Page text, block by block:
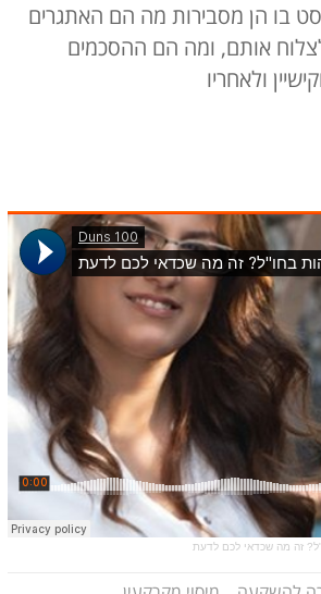
בו הן מסבירות מה הם האתגרים
לצלוח אותם, ומה הם ההסכמים
ולאחריו
זה מה שכדאי לכם לדעת